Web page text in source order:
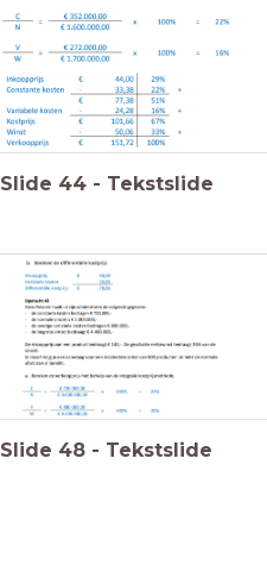
Slide 44 - Tekstslide
Slide 48 - Tekstslide